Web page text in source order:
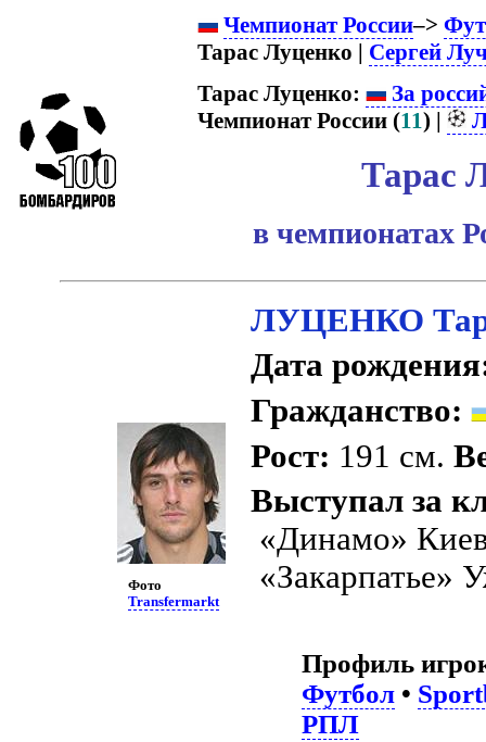
Чемпионат России–>
Тарас Луценко | Сергей
Тарас Луценко:
За
Чемпионат России (11) |
Тарас
в чемпионатах
Фото
Transfermarkt
ЛУЦЕНКО
Дата
Гражданство:
Рост: 191 см.
Выступал за
«Динамо»
«Закарпатье»
Профиль
Футбол•
РПЛ